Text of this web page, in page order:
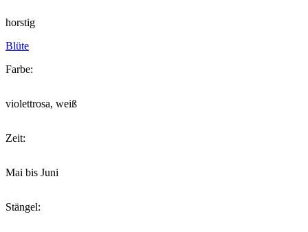
horstig
Blüte
Farbe:
violettrosa, weiß
Zeit:
Mai bis Juni
Stängel: